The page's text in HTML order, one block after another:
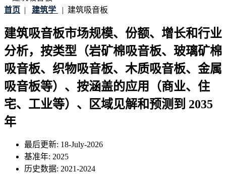
首页 | 建筑学 | 建筑吸音板
建筑吸音板市场规模、份额、增长和行业
分析，按类型（岩矿棉吸音板、玻璃矿棉
吸音板、织物吸音板、木质吸音板、金属
吸音板等）、按涵盖的应用（商业、住
宅、工业等）、区域见解和预测到 2035
年
最后更新: 18-July-2026
基准年: 2025
历史数据: 2021-2024